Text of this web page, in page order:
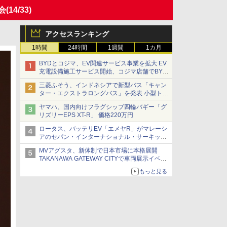
(14/33)
アクセスランキング
1時間 24時間 1週間 1カ月
BYDとコジマ、EV関連サービス事業を拡大 EV
充電設備施工サービス開始、コジマ店舗でBYD
車の展示・試乗イベントを強化
三菱ふそう、インドネシアで新型バス「キャン
ター・エクストラロングバス」を発表 小型トラ
ックベースの観光・旅客輸送向けバス
ヤマハ、国内向けフラグシップ四輪バギー「グ
リズリーEPS XT-R」 価格220万円
ロータス、バッテリEV「エメヤR」がマレーシ
アのセパン・インターナショナル・サーキット
のBEV最速タイムを樹立
MVアグスタ、新体制で日本市場に本格展開
TAKANAWA GATEWAY CITYで車両展示イベン
もっと見る